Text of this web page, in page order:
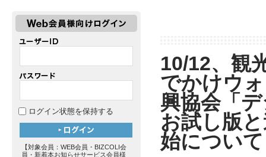
10/12、観
でかけウ
興協会「
お試し版
始について
ログイン状態を保持する
【対象会員：WEB会員・BIZCOLI会
員・新着本お知らせサービス会員様